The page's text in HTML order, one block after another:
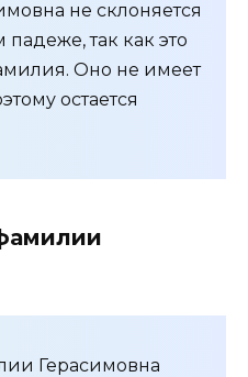
не склоняется
так как это
Оно не имеет
остается
Герасимовна